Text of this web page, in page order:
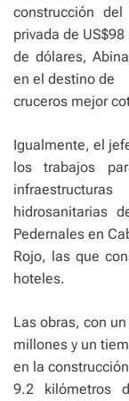
construcción
privada de
de dólares,
en el destino de
cruceros mejor
Igualmente, el
los trabajos
infraestructuras
hidrosanitarias
Pedernales en
Rojo, las que
hoteles.
Las obras, con
millones y un
en la
9.2 kilómetros